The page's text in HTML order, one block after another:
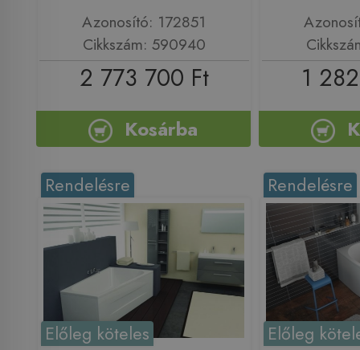
Azonosító: 172851
Cikkszám: 590940
2 773 700 Ft
Kosárba
1
Rendelésre
Előleg köteles
Rendelésre
Előleg